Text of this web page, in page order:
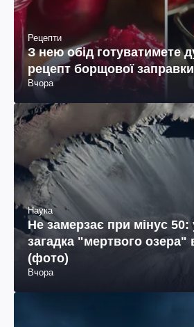
Рецепти
З нею обід готуватимете
рецепт борщової
Вчора
Наука
Не замерзає при мінус 50:
загадка "мертвого озера"
(фото)
Вчора